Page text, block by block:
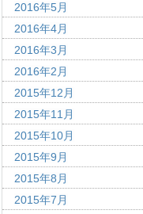
2016年5月
2016年4月
2016年3月
2016年2月
2015年12月
2015年11月
2015年10月
2015年9月
2015年8月
2015年7月